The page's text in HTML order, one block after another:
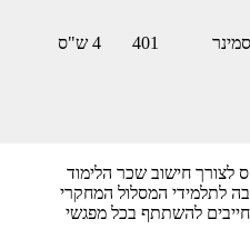
סמינר 401 4 ש"ס
לתלמידי המסלול המחקרי
להשתתף בכל מפגשי